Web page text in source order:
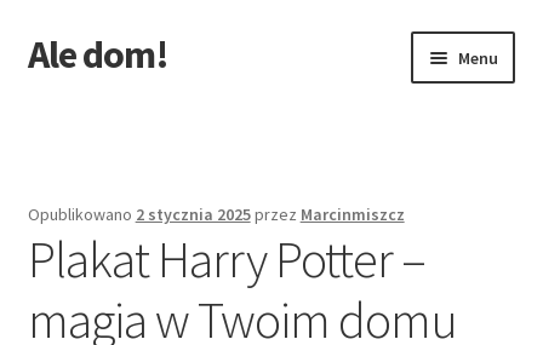
Przejdź
do
Przejdź
do
Ale dom! Menu
Opublikowano 2 stycznia 2025przez Marcinmiszcz
Plakat Harry Potter –
magia w Twoim domu